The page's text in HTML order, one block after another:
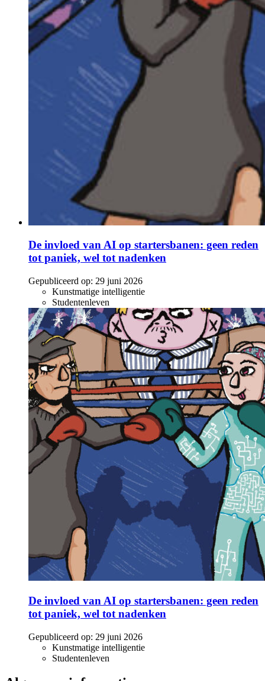
De invloed van AI op startersbanen: geen reden
tot paniek, wel tot nadenken
Gepubliceerd op: 29 juni 2026
Kunstmatige intelligentie
Studentenleven
De invloed van AI op startersbanen: geen reden
tot paniek, wel tot nadenken
Gepubliceerd op: 29 juni 2026
Kunstmatige intelligentie
Studentenleven